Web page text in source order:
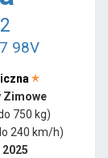
98V
Zimowe
750 kg)
240 km/h)
2025